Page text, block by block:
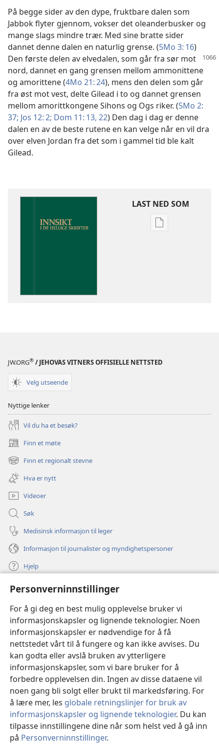
Personverninnstillinger
For å gi deg en best mulig opplevelse bruker vi
informasjonskapsler og lignende teknologier. Noen
informasjonskapsler er nødvendige for å få
nettstedet vårt til å fungere og kan ikke avvises. Du
kan godta eller avslå bruken av ytterligere
informasjonskapsler, som vi bare bruker for å
forbedre opplevelsen din. Ingen av disse dataene vil
noen gang bli solgt eller brukt til markedsføring. For
å lære mer, les globale retningslinjer for bruk av
informasjonskapsler og lignende teknologier. Du kan
tilpasse innstillingene dine når som helst ved å gå inn
på Personverninnstillinger.
På begge sider av den dype, fruktbare dalen som
Jabbok flyter gjennom, vokser det oleanderbusker og
mange slags mindre trær. Med sine bratte sider
dannet denne dalen en naturlig grense. (5Mo 3: 16)
Den første delen av elvedalen, som går fra sør mot
nord, dannet en gang grensen mellom ammonittene
og amorittene (4Mo 21: 24), mens den delen som går
fra øst mot vest, delte Gilead i to og dannet grensen
mellom amorittkongene Sihons og Ogs riker. (5Mo 2:
37; Jos 12: 2; Dom 11: 13, 22) Den dag i dag er denne
dalen en av de beste rutene en kan velge når en vil dra
over elven Jordan fra det som i gammel tid ble kalt
Gilead.
LAST NED SOM
JW.ORG® / JEHOVAS VITNERS OFFISIELLE NETTSTED
Velg utseende
Nyttige lenker
Vil du ha et besøk?
Finn et møte
(åpner
nytt
vindu)
Finn et regionalt stevne
(åpner
nytt
vindu)
Hva er nytt
Videoer
Søk
Medisinsk informasjon til leger
Informasjon til journalister og myndighetspersoner
Hjelp
Bidrag
(åpner
nytt
vindu)Watchtower ONLINE LIBRARY™
(åpner
nytt
vindu) JW Hub ®
(åpner
nytt
vindu)JW Library ®
Watchtower Library
Copyright
© 2026 Watch Tower Bible and Tract Society of Pennsylvania.